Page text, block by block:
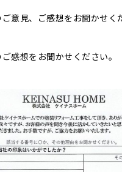
意見、ご感想をお聞かせく
感想をお聞かせください。